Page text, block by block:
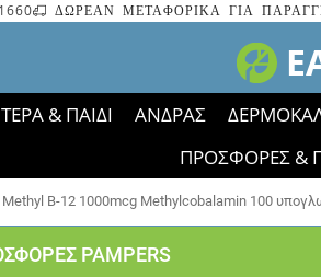
ΔΩΡΕΑΝ ΜΕΤΑΦΟΡΙΚΑ ΓΙΑ
& ΠΑΙΔΙ ΑΝΔΡΑΣ
ΠΡΟΣΦΟΡΕΣ &
Bάσει ΦΕΚ 35935/2023 τα εικονίδια
B-12 1000mcg Methylcobalamin 100
PAMPERS